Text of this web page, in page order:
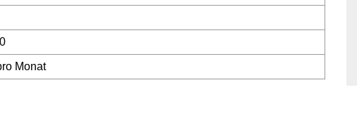
Monat